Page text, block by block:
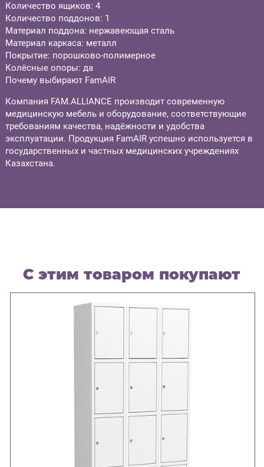
Количество ящиков: 4
Количество поддонов: 1
Материал поддона: нержавеющая сталь
Материал каркаса: металл
Покрытие: порошково-полимерное
Колёсные опоры: да
Почему выбирают FamAIR
Компания FAM.ALLIANCE производит современную
медицинскую мебель и оборудование, соответствующие
требованиям качества, надёжности и удобства
эксплуатации. Продукция FamAIR успешно используется в
государственных и частных медицинских учреждениях
Казахстана.
С этим товаром покупают